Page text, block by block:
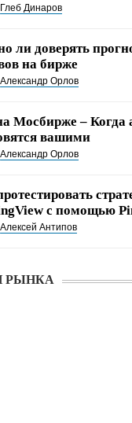
Глеб Динаров
ли доверять
на бирже
Александр Орлов
Мосбирже – Когда
вашими
Александр Орлов
с помощью
Алексей Антипов
РЫНКА